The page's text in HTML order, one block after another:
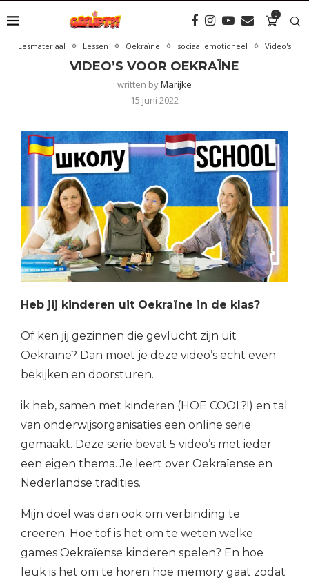
0
Lesmateriaal Lessen Oekraïne sociaal emotioneel Video's
VIDEO’S VOOR OEKRAÏNE
written byMarijke
15 juni 2022
Heb jij kinderen uit Oekraïne in de klas?
Of ken jij gezinnen die gevlucht zijn uit
Oekraïne? Dan moet je deze video’s echt even
bekijken en doorsturen.
ik heb, samen met kinderen (HOE COOL?!) en tal
van onderwijsorganisaties een online serie
gemaakt. Deze serie bevat 5 video’s met ieder
een eigen thema. Je leert over Oekraïense en
Nederlandse tradities.
Mijn doel was dan ook om verbinding te
creëren. Hoe tof is het om te weten welke
games Oekraïense kinderen spelen? En hoe
leuk is het om te horen hoe memory gaat zodat